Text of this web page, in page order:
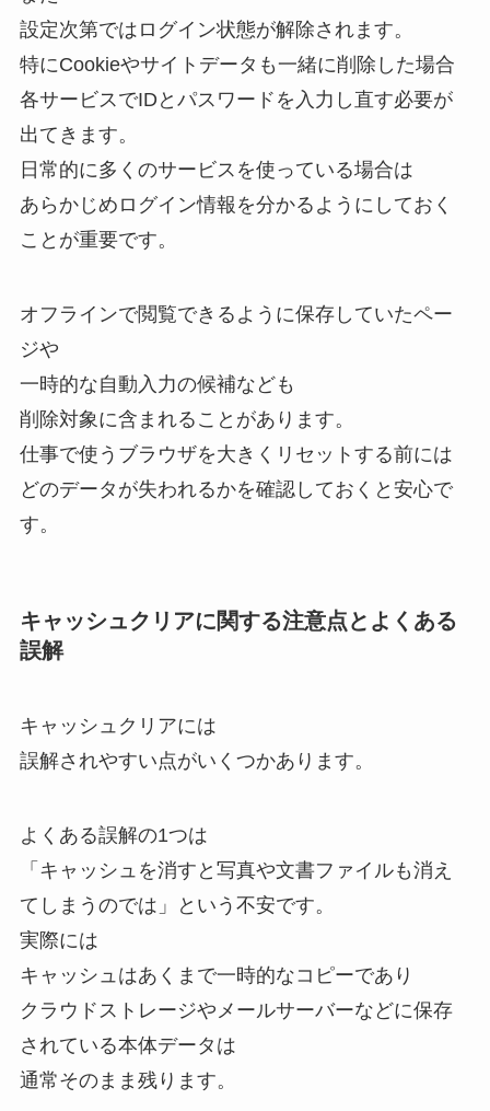
設定次第ではログイン状態が解除されます。
特にCookieやサイトデータも一緒に削除した場合
各サービスでIDとパスワードを入力し直す必要が
出てきます。
日常的に多くのサービスを使っている場合は
あらかじめログイン情報を分かるようにしておく
ことが重要です。
オフラインで閲覧できるように保存していたペー
ジや
一時的な自動入力の候補なども
削除対象に含まれることがあります。
仕事で使うブラウザを大きくリセットする前には
どのデータが失われるかを確認しておくと安心で
す。
キャッシュクリアに関する注意点とよくある
誤解
キャッシュクリアには
誤解されやすい点がいくつかあります。
よくある誤解の1つは
「キャッシュを消すと写真や文書ファイルも消え
てしまうのでは」という不安です。
実際には
キャッシュはあくまで一時的なコピーであり
クラウドストレージやメールサーバーなどに保存
されている本体データは
通常そのまま残ります。